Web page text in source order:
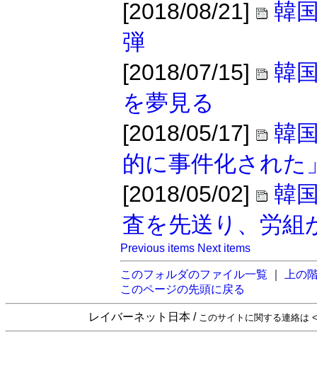
[2018/08/21]
韓
弾
[2018/07/15]
韓
を夢見る
[2018/05/17]
韓
的に事件化された
[2018/05/02]
韓
査を先送り、労組
Previous items Next items
このフォルダのファイル一覧
上の
このページの先頭に戻る
レイバーネット日本 / このサイトに関する連絡は